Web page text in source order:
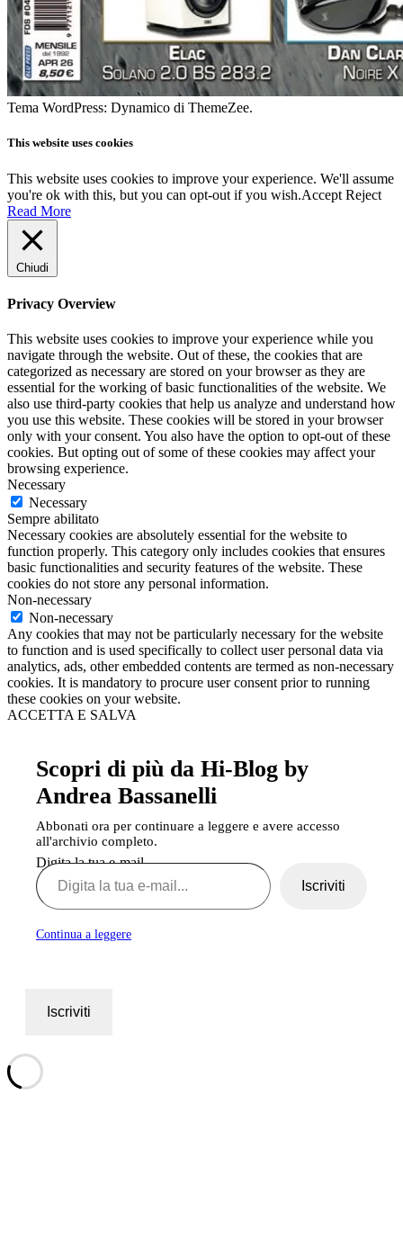
Tema WordPress: Dynamico di ThemeZee.
This website uses cookies
This website uses cookies to improve your experience. We'll assume
you're ok with this, but you can opt-out if you wish.Accept Reject
Read More
Chiudi
Privacy Overview
This website uses cookies to improve your experience while you
navigate through the website. Out of these, the cookies that are
categorized as necessary are stored on your browser as they are
essential for the working of basic functionalities of the website. We
also use third-party cookies that help us analyze and understand how
you use this website. These cookies will be stored in your browser
only with your consent. You also have the option to opt-out of these
cookies. But opting out of some of these cookies may affect your
browsing experience.
Necessary
Necessary
Sempre abilitato
Necessary cookies are absolutely essential for the website to
function properly. This category only includes cookies that ensures
basic functionalities and security features of the website. These
cookies do not store any personal information.
Non-necessary
Non-necessary
Any cookies that may not be particularly necessary for the website
to function and is used specifically to collect user personal data via
analytics, ads, other embedded contents are termed as non-necessary
cookies. It is mandatory to procure user consent prior to running
these cookies on your website.
ACCETTA E SALVA
Scopri di più da Hi-Blog by
Andrea Bassanelli
Abbonati ora per continuare a leggere e avere accesso
all'archivio completo.
Digita la tua e-mail...
Iscriviti
Continua a leggere
Iscriviti